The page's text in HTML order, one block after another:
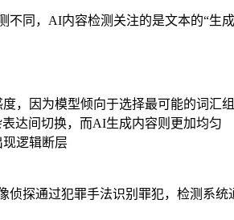
同，AI内容检测关注的是文本的“生
，因为模型倾向于选择最可能的词汇
达间切换，而AI生成内容则更加均匀
逻辑断层
探通过犯罪手法识别罪犯，检测系统